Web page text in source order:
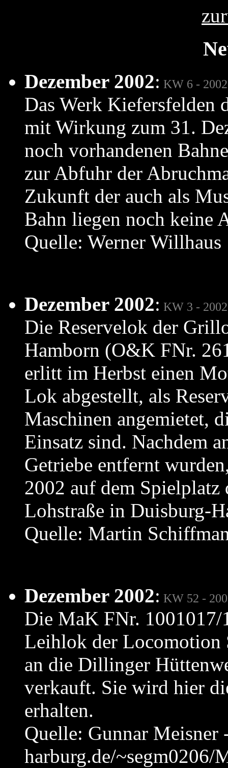
Dezember 2002: KW 6 - 2002
Das Werk Kiefersfelden
mit Wirkung zum 31.
noch vorhandenen
zur Abfuhr der
Zukunft der auch als
Bahn liegen noch keine
Quelle: Werner Willhaus
Dezember 2002: KW 3 - 2002
Die Reservelok der
Hamborn (O&K FNr.
erlitt im Herbst einen
Lok abgestellt, als
Maschinen angemietet,
Einsatz sind. Nachdem
Getriebe entfernt
2002 auf dem
Lohstraße in Duisburg-
Quelle: Martin
Dezember 2002: KW 52 -
Die MaK FNr.
Leihlok der Locomotion
an die Dillinger
verkauft. Sie wird hier
erhalten.
Quelle: Gunnar
harburg.de/~segm0206/